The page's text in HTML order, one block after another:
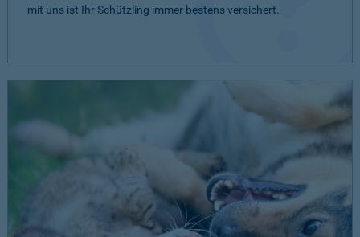
mit uns ist Ihr Schützling immer bestens versichert.